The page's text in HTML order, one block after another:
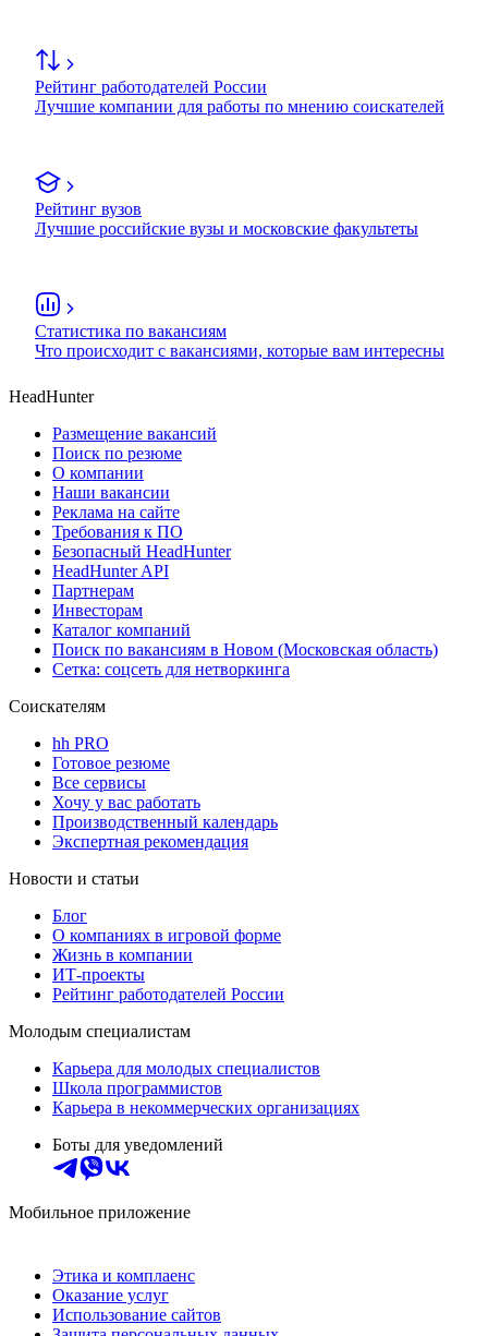
Рейтинг работодателей России
Лучшие компании для работы по мнению соискателей
Рейтинг вузов
Лучшие российские вузы и московские факультеты
Статистика по вакансиям
Что происходит с вакансиями, которые вам интересны
HeadHunter
Размещение вакансий
Поиск по резюме
О компании
Наши вакансии
Реклама на сайте
Требования к ПО
Безопасный HeadHunter
HeadHunter API
Партнерам
Инвесторам
Каталог компаний
Поиск по вакансиям в Новом (Московская область)
Сетка: соцсеть для нетворкинга
Соискателям
hh PRO
Готовое резюме
Все сервисы
Хочу у вас работать
Производственный календарь
Экспертная рекомендация
Новости и статьи
Блог
О компаниях в игровой форме
Жизнь в компании
ИТ-проекты
Рейтинг работодателей России
Молодым специалистам
Карьера для молодых специалистов
Школа программистов
Карьера в некоммерческих организациях
Боты для уведомлений
Мобильное приложение
Этика и комплаенс
Оказание услуг
Использование сайтов